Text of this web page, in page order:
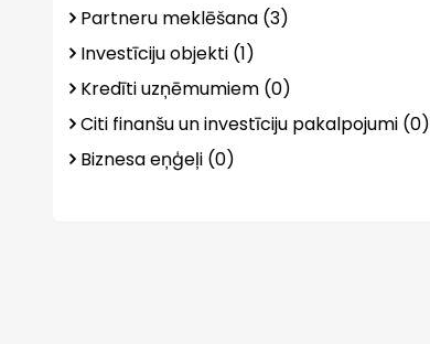
Partneru meklēšana (3)
Investīciju objekti (1)
Kredīti uzņēmumiem (0)
Citi finanšu un investīciju pakalpojumi (0)
Biznesa eņģeļi (0)